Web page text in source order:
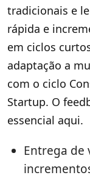
tradicionais e
rápida e
em ciclos
adaptação a
com o ciclo
Startup. O
essencial aqui.
Entrega de